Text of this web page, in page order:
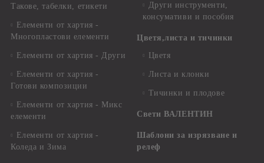
Такове, табелки, етикети
Елементи от хартия -
Многопластови елементи
Елементи от хартия - Други
Елементи от хартия -
Готови композиции
Елементи от хартия - Микс
елементи
Елементи от хартия -
Коледа и Зима
Други инструменти,
консумативи и пособия
Цветя,листа и тичинки
Цветя
Листа и клонки
Тичинки и плодове
Свети ВАЛЕНТИН
Шаблони за изрязване и
релеф